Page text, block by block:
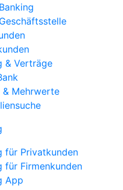
& Verträge
& Mehrwerte
für Privatkunden
für Firmenkunden
App